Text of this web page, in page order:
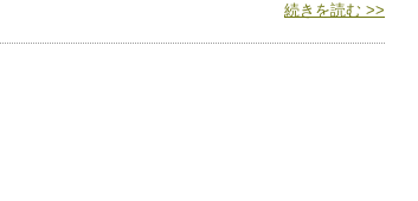
続きを読む >>